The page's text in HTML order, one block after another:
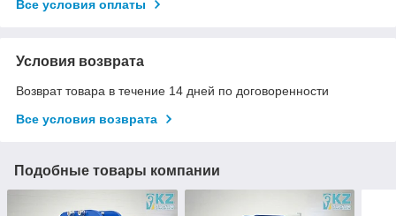
Все условия оплаты
Условия возврата
Возврат товара в течение 14 дней по договоренности
Все условия возврата
Подобные товары компании